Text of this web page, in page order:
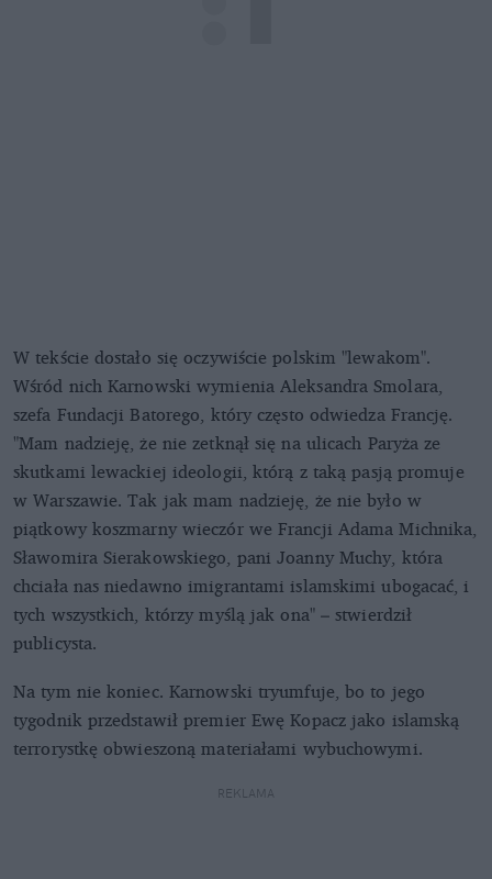
W tekście dostało się oczywiście polskim "lewakom".
Wśród nich Karnowski wymienia Aleksandra Smolara,
szefa Fundacji Batorego, który często odwiedza Francję.
"Mam nadzieję, że nie zetknął się na ulicach Paryża ze
skutkami lewackiej ideologii, którą z taką pasją promuje
w Warszawie. Tak jak mam nadzieję, że nie było w
piątkowy koszmarny wieczór we Francji Adama Michnika,
Sławomira Sierakowskiego, pani Joanny Muchy, która
chciała nas niedawno imigrantami islamskimi ubogacać, i
tych wszystkich, którzy myślą jak ona" – stwierdził
publicysta.
Na tym nie koniec. Karnowski tryumfuje, bo to jego
tygodnik przedstawił premier Ewę Kopacz jako islamską
terrorystkę obwieszoną materiałami wybuchowymi.
REKLAMA